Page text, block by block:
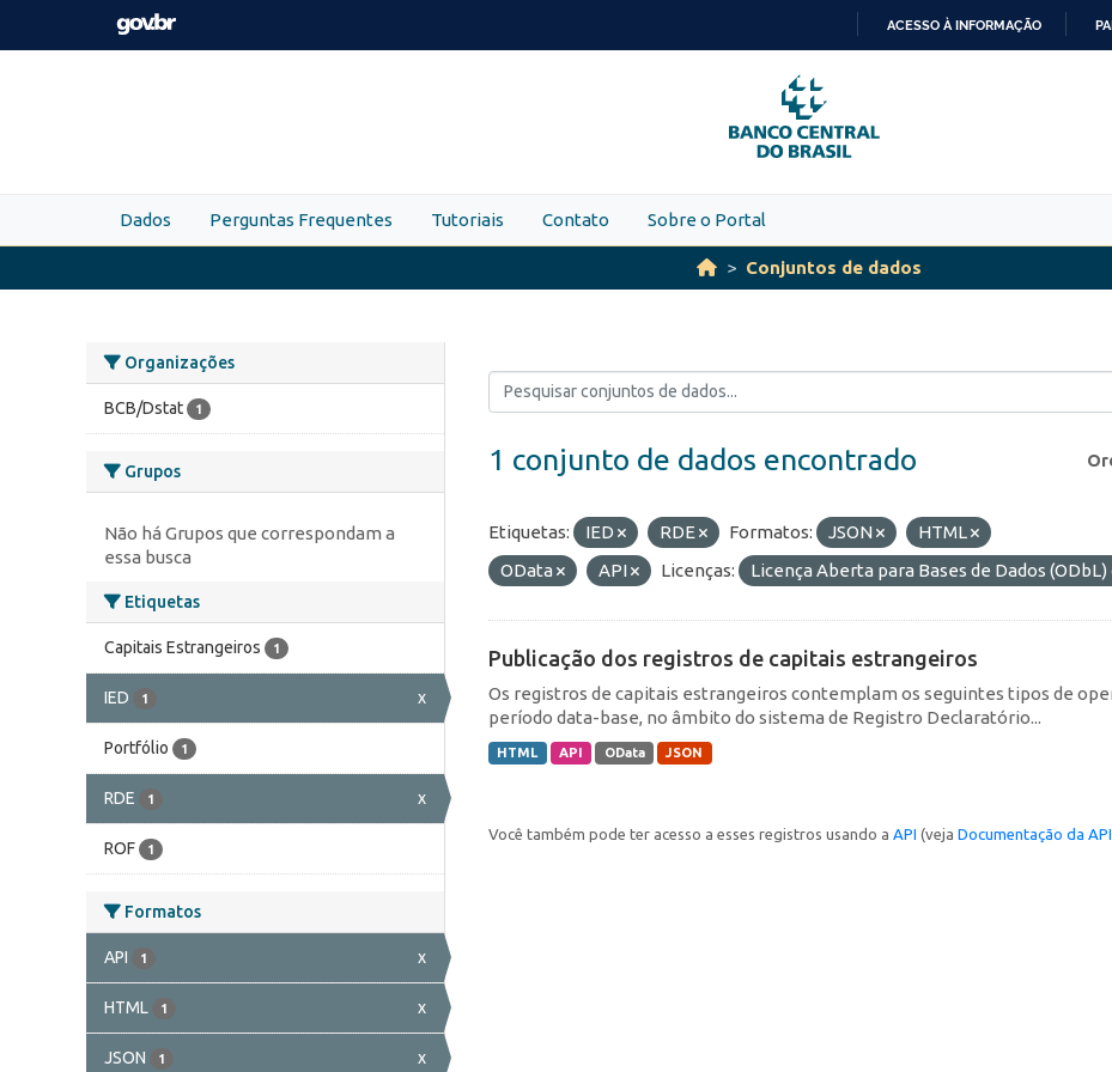
Skip to main content
PARA
O
CONTEÚDO
ACESSO À INFORMAÇÃO
Dados Perguntas Frequentes Tutoriais Contato Sobre o Portal
Conjuntos de dados
Organizações
BCB/Dstat 1
Grupos
Não há Grupos que correspondam a
essa busca
Etiquetas
Capitais Estrangeiros 1
IED 1 x
Portfólio 1
RDE 1 x
ROF 1
Formatos
API 1 x
HTML 1 x
JSON 1 x
1 conjunto de dados encontrado
Etiquetas: IED RDE Formatos: JSON
HTML
OData
API Licenças: Licença Aberta para Bases de Dados
Publicação dos registros de capitais estrangeiros
Os registros de capitais estrangeiros contemplam os seguintes tipos de
período data-base, no âmbito do sistema de Registro Declaratório...
HTML API OData JSON
Você também pode ter acesso a esses registros usando a API (veja Documentação da API